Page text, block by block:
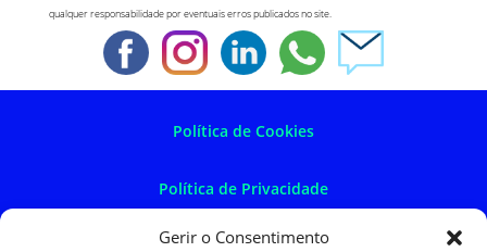
Gerir o Consentimento
qualquer responsabilidade por eventuais erros publicados no site.
Política de Cookies
Política de Privacidade
Política de Devoluções